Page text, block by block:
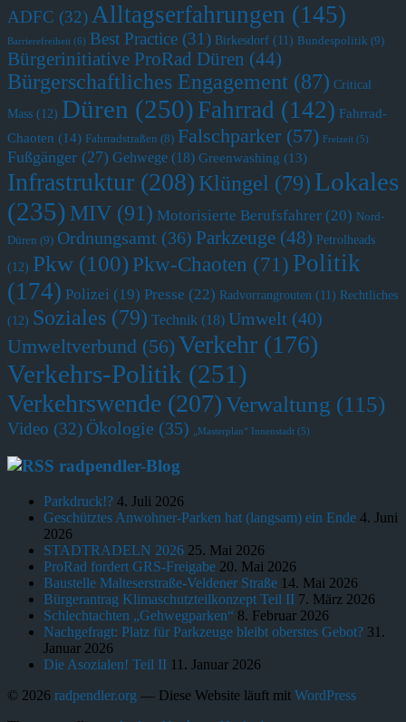
ADFC (32)Alltagserfahrungen (145)
Barrierefreiheit (6) Best Practice (31) Birkesdorf (11) Bundespolitik (9)
Bürgerinitiative ProRad Düren (44)
Bürgerschaftliches Engagement (87) Critical
Mass (12) Düren (250) Fahrrad (142) Fahrrad-
Chaoten (14) Fahrradstraßen (8) Falschparker (57) Freizeit (5)
Fußgänger (27) Gehwege (18) Greenwashing (13)
Infrastruktur (208) Klüngel (79) Lokales
(235) MIV (91) Motorisierte Berufsfahrer (20) Nord-
Düren (9) Ordnungsamt (36) Parkzeuge (48) Petrolheads
(12) Pkw (100) Pkw-Chaoten (71) Politik
(174) Polizei (19) Presse (22) Radvorrangrouten (11) Rechtliches
(12) Soziales (79) Technik (18) Umwelt (40)
Umweltverbund (56)Verkehr (176)
Verkehrs-Politik (251)
Verkehrswende (207)Verwaltung (115)
Video (32) Ökologie (35) „Masterplan“ Innenstadt (5)
radpendler-Blog
Parkdruck!? 4. Juli 2026
Geschütztes Anwohner-Parken hat (langsam) ein Ende 4. Juni
2026
STADTRADELN 2026 25. Mai 2026
ProRad fordert GRS-Freigabe 20. Mai 2026
Baustelle Malteserstraße-Veldener Straße 14. Mai 2026
Bürgerantrag Klimaschutzteilkonzept Teil II 7. März 2026
Schlechtachten „Gehwegparken“ 8. Februar 2026
Nachgefragt: Platz für Parkzeuge bleibt oberstes Gebot? 31.
Januar 2026
Die Asozialen! Teil II 11. Januar 2026
© 2026 radpendler.org — Diese Website läuft mit WordPress